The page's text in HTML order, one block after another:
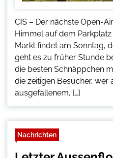
CIS – Der nächste Open-
Himmel auf dem
Markt findet am Sonntag,
geht es zu früher Stunde
die besten Schnäppchen
die zeitigen Besucher, wer
ausgefallenem, […]
Nachrichten